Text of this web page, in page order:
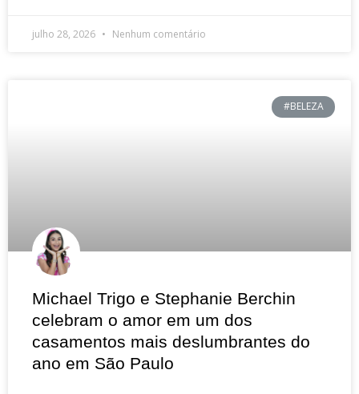
julho 28, 2026 Nenhum comentário
#BELEZA
Michael Trigo e Stephanie Berchin
celebram o amor em um dos
casamentos mais deslumbrantes do
ano em São Paulo